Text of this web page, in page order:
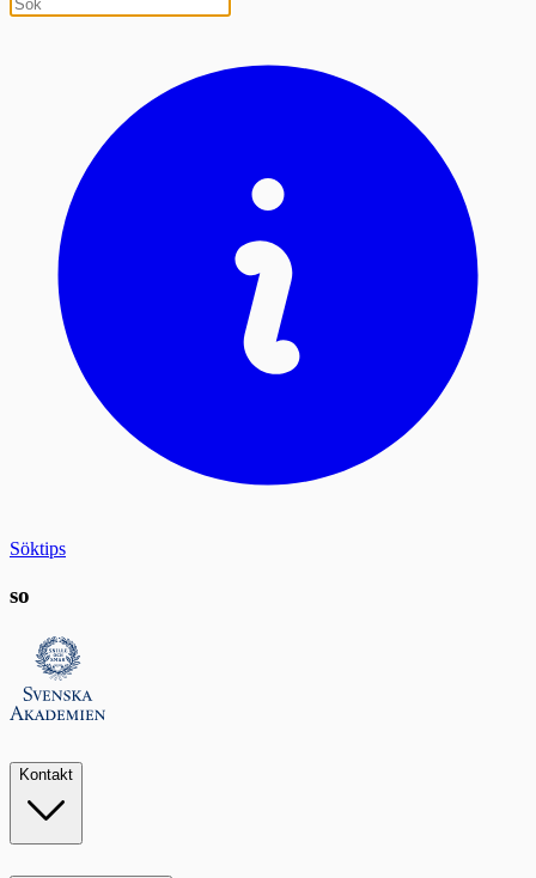
Söktips
so
Kontakt